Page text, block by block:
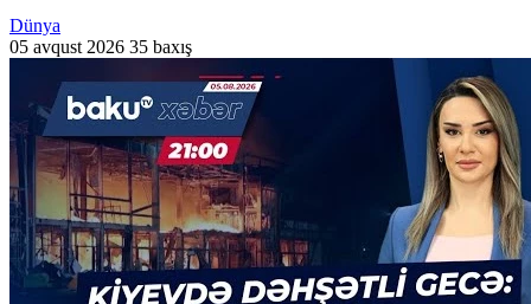
Dünya
05 avqust 2026 35 baxış